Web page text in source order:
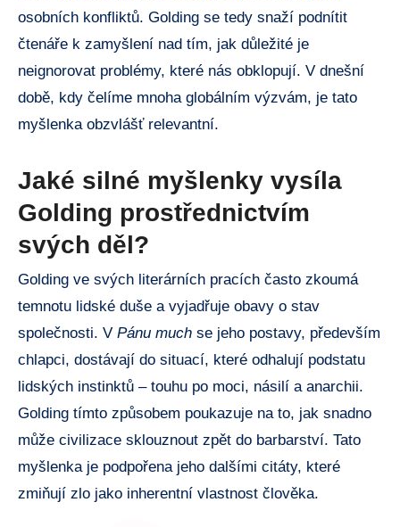
osobních konfliktů. Golding se tedy snaží podnítit
čtenáře k zamyšlení nad tím, jak důležité je
neignorovat problémy, které nás obklopují. V dnešní
době, kdy čelíme mnoha globálním výzvám, je tato
myšlenka obzvlášť relevantní.
Jaké silné myšlenky vysíla
Golding prostřednictvím
svých děl?
Golding ve svých literárních pracích často zkoumá
temnotu lidské duše a vyjadřuje obavy o stav
společnosti. V Pánu much se jeho postavy, především
chlapci, dostávají do situací, které odhalují podstatu
lidských instinktů – touhu po moci, násilí a anarchii.
Golding tímto způsobem poukazuje na to, jak snadno
může civilizace sklouznout zpět do barbarství. Tato
myšlenka je podpořena jeho dalšími citáty, které
zmiňují zlo jako inherentní vlastnost člověka.